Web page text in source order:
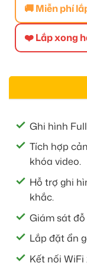
🚚 Miễn phí
❤️ Lắp xong
Ghi hình
Tích hợp
khóa video.
Hỗ trợ ghi
khắc.
Giám sát đỗ
Lắp đặt ẩn
Kết nối